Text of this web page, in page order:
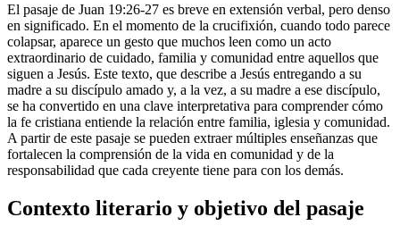
El pasaje de Juan 19:26-27 es breve en extensión verbal, pero denso
en significado. En el momento de la crucifixión, cuando todo parece
colapsar, aparece un gesto que muchos leen como un acto
extraordinario de cuidado, familia y comunidad entre aquellos que
siguen a Jesús. Este texto, que describe a Jesús entregando a su
madre a su discípulo amado y, a la vez, a su madre a ese discípulo,
se ha convertido en una clave interpretativa para comprender cómo
la fe cristiana entiende la relación entre familia, iglesia y comunidad.
A partir de este pasaje se pueden extraer múltiples enseñanzas que
fortalecen la comprensión de la vida en comunidad y de la
responsabilidad que cada creyente tiene para con los demás.
Contexto literario y objetivo del pasaje